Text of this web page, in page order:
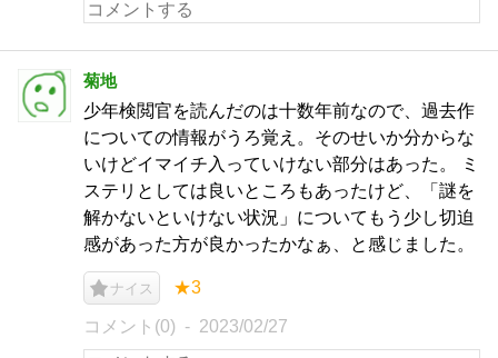
菊地
少年検閲官を読んだのは十数年前なので、過去作
についての情報がうろ覚え。そのせいか分からな
いけどイマイチ入っていけない部分はあった。 ミ
ステリとしては良いところもあったけど、「謎を
解かないといけない状況」についてもう少し切迫
感があった方が良かったかなぁ、と感じました。
ナイス ★3
コメント(0) 2023/02/27